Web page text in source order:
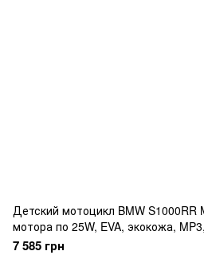
Детский мотоцикл BMW S1000RR
мотора по 25W, EVA, экокожа,
7 585 грн